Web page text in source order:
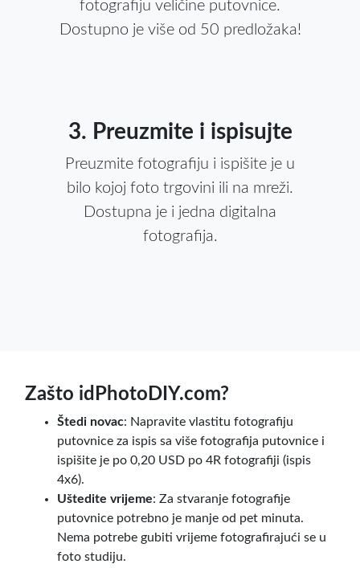
fotografiju veličine putovnice.
Dostupno je više od 50 predložaka!
3. Preuzmite i ispisujte
Preuzmite fotografiju i ispišite je u
bilo kojoj foto trgovini ili na mreži.
Dostupna je i jedna digitalna
fotografija.
Zašto idPhotoDIY.com?
Štedi novac: Napravite vlastitu fotografiju
putovnice za ispis sa više fotografija putovnice i
ispišite je po 0,20 USD po 4R fotografiji (ispis
4x6).
Uštedite vrijeme: Za stvaranje fotografije
putovnice potrebno je manje od pet minuta.
Nema potrebe gubiti vrijeme fotografirajući se u
foto studiju.